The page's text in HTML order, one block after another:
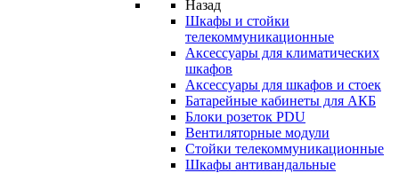
Назад
Шкафы и стойки
телекоммуникационные
Аксессуары для климатических
шкафов
Аксессуары для шкафов и стоек
Батарейные кабинеты для АКБ
Блоки розеток PDU
Вентиляторные модули
Стойки телекоммуникационные
Шкафы антивандальные